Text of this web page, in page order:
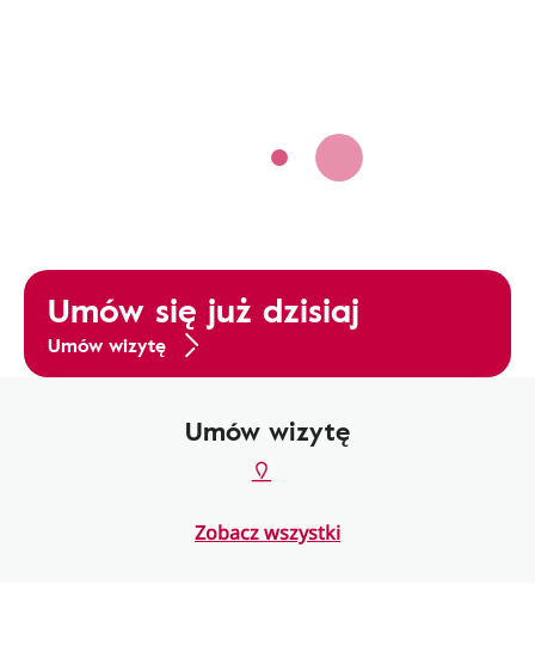
Umów się już dzisiaj
Umów wizytę
Umów wizytę
Zobacz wszystki